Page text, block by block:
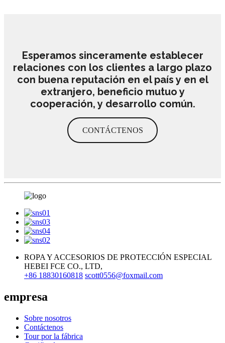
Esperamos sinceramente establecer
relaciones con los clientes a largo plazo
con buena reputación en el país y en el
extranjero, beneficio mutuo y
cooperación, y desarrollo común.
CONTÁCTENOS
ROPA Y ACCESORIOS DE PROTECCIÓN ESPECIAL
HEBEI FCE CO., LTD,
+86 18830160818 scott0556@foxmail.com
empresa
Sobre nosotros
Contáctenos
Tour por la fábrica